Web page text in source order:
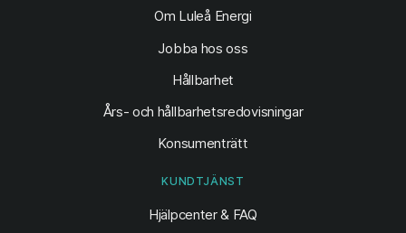
Om Luleå Energi
Jobba hos oss
Hållbarhet
Års- och hållbarhetsredovisningar
Konsumenträtt
KUNDTJÄNST
Hjälpcenter & FAQ